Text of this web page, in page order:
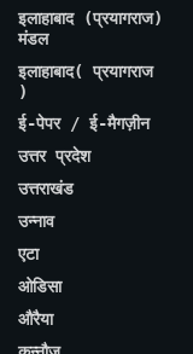
इलाहाबाद (प्रयागराज)
मंडल
इलाहाबाद( प्रयागराज
)
ई-पेपर / ई-मैगज़ीन
उत्तर प्रदेश
उत्तराखंड
उन्नाव
एटा
ओडिसा
औरैया